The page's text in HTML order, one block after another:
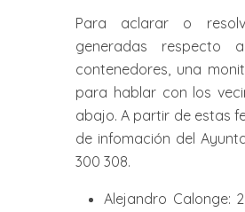
Para aclarar o
generadas respecto
contenedores, una
para hablar con los
abajo. A partir de estas
de infomación del
300 308.
Alejandro Calonge: